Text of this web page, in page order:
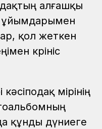
алғашқы
ұйымдарымен
қол жеткен
көрініс
өмірінің
құнды дүниеге